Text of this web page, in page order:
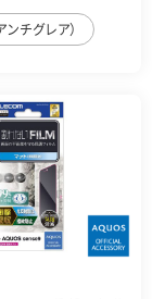
ンチグレア）